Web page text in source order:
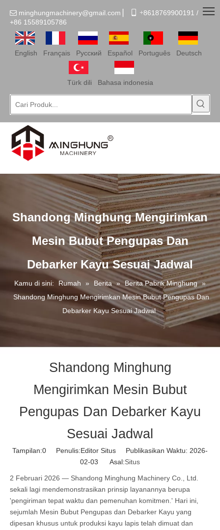
 minghungmachinery@gmail.com  +8618769900191 /
+86 15589105786
English Français Pусский Español Português Deutsch
Türk dili Bahasa indonesia
Shandong Minghung Mengirimkan
Mesin Bubut Pengupas Dan
Debarker Kayu Sesuai Jadwal
Kamu di sini: Rumah » Berita » Berita Pabrik Minghung »
Shandong Minghung Mengirimkan Mesin Bubut Pengupas Dan
Debarker Kayu Sesuai Jadwal
Shandong Minghung
Mengirimkan Mesin Bubut
Pengupas Dan Debarker Kayu
Sesuai Jadwal
Tampilan:0 Penulis:Editor Situs Publikasikan Waktu: 2026-
02-03 Asal:Situs
2 Februari 2026 — Shandong Minghung Machinery Co., Ltd.
sekali lagi mendemonstrasikan prinsip layanannya berupa
'pengiriman tepat waktu dan pemenuhan komitmen.' Hari ini,
sejumlah Mesin Bubut Pengupas dan Debarker Kayu yang
dipesan khusus untuk produksi kayu lapis telah dimuat dan